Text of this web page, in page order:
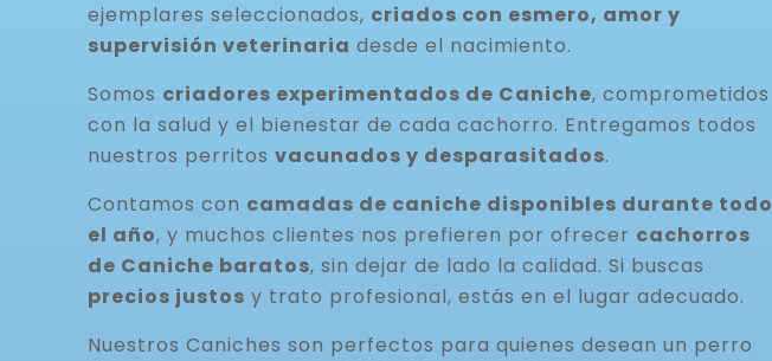
ejemplares seleccionados, criados con esmero, amor y
supervisión veterinaria desde el nacimiento.
Somos criadores experimentados de Caniche, comprometidos
con la salud y el bienestar de cada cachorro. Entregamos todos
nuestros perritos vacunados y desparasitados.
Contamos con camadas de caniche disponibles durante todo
el año, y muchos clientes nos prefieren por ofrecer cachorros
de Caniche baratos, sin dejar de lado la calidad. Si buscas
precios justos y trato profesional, estás en el lugar adecuado.
Nuestros Caniches son perfectos para quienes desean un perro